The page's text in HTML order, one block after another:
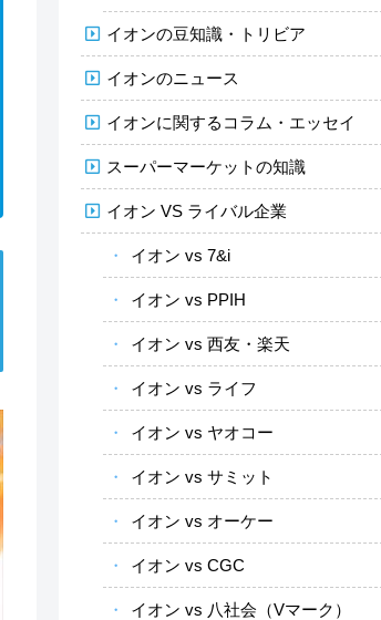
イオンの豆知識・トリビア
イオンのニュース
イオンに関するコラム・エッセイ
スーパーマーケットの知識
イオン VS ライバル企業
イオン vs 7&i
イオン vs PPIH
イオン vs 西友・楽天
イオン vs ライフ
イオン vs ヤオコー
イオン vs サミット
イオン vs オーケー
イオン vs CGC
イオン vs 八社会（Vマーク）